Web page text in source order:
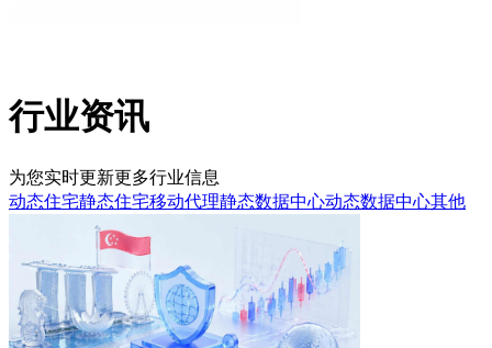
行业资讯
为您实时更新更多行业信息
动态住宅静态住宅移动代理静态数据中心动态数据中心其他